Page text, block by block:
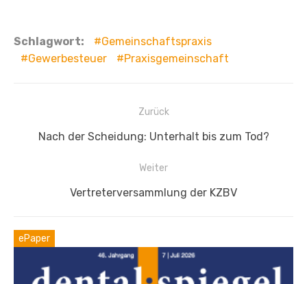
Schlagwort:
Gemeinschaftspraxis
Gewerbesteuer
Praxisgemeinschaft
Beitragsnavigation
Zurück
Vorheriger
Nach der Scheidung: Unterhalt bis zum Tod?
Weiter
Nächster
Vertreterversammlung der KZBV
ePaper